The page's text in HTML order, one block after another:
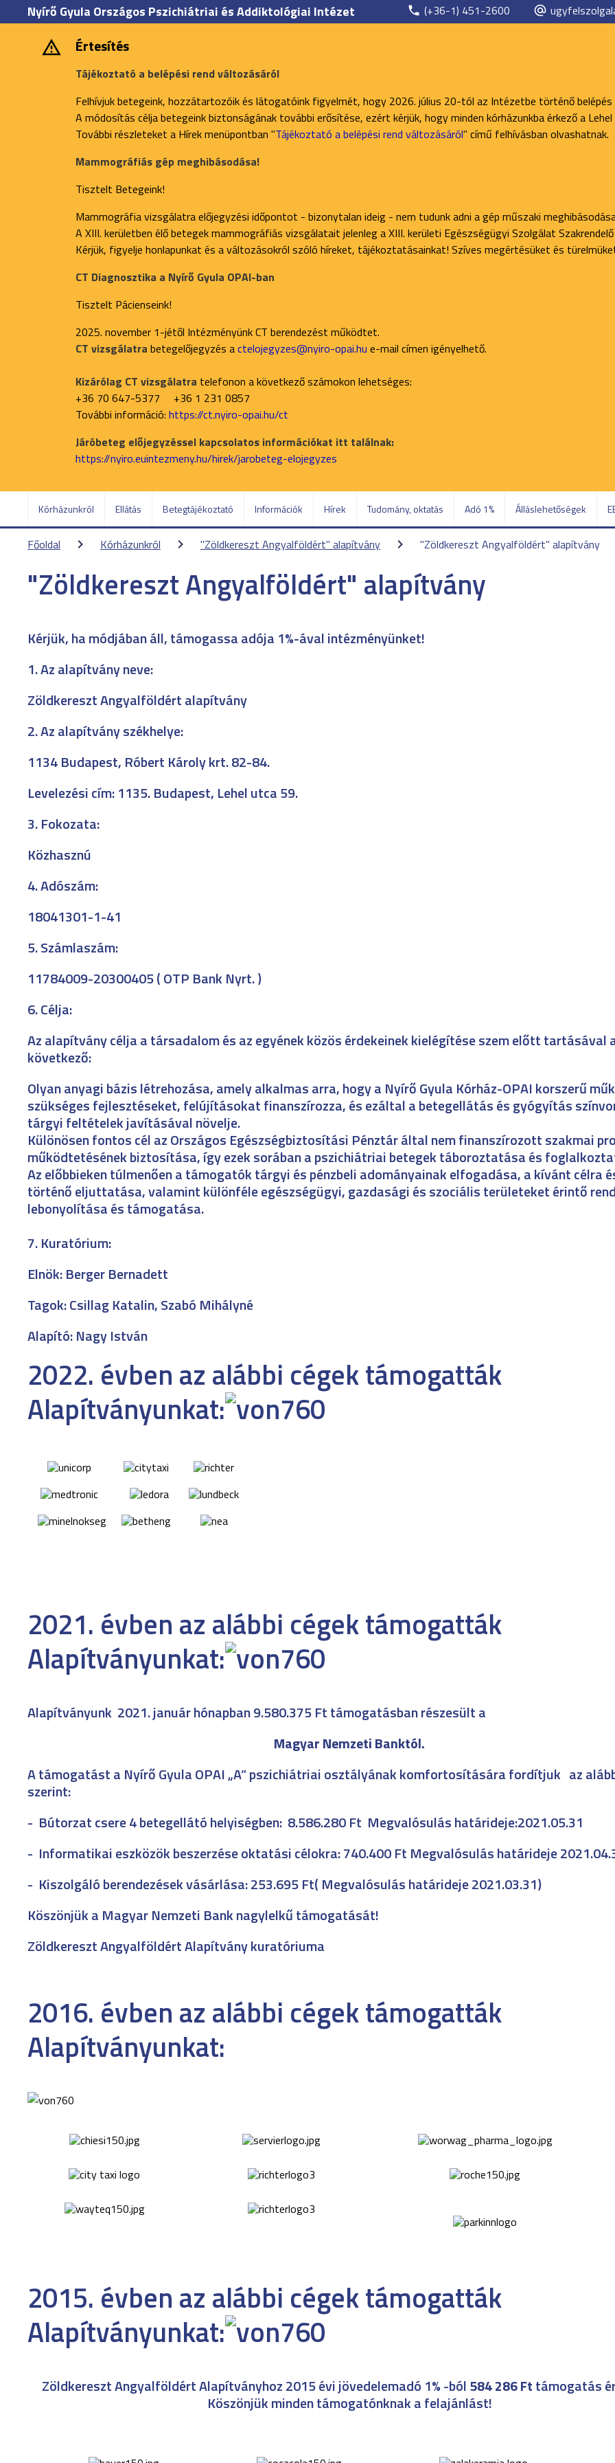
Nyírő Gyula Országos Pszichiátriai és Addiktológiai Intézet (+36-1) 451-2600
Értesítés
Tájékoztató a belépési rend változásáról
Felhívjuk betegeink, hozzátartozóik és látogatóink figyelmét, hogy 2026. július 20-tól az Intézetbe történő
A módosítás célja betegeink biztonságának további erősítése, ezért kérjük, hogy minden kórházunkba érkező a
További részleteket a Hírek menüpontban "Tájékoztató a belépési rend változásáról" című felhívásban olvashatnak.
Mammográfiás gép meghibásodása!
Tisztelt Betegeink!
Mammográfia vizsgálatra előjegyzési időpontot - bizonytalan ideig - nem tudunk adni a gép műszaki
A XIII. kerületben élő betegek mammográfiás vizsgálatait jelenleg a XIII. kerületi Egészségügyi Szolgálat
Kérjük, figyelje honlapunkat és a változásokról szóló híreket, tájékoztatásainkat! Szíves megértésüket és
CT Diagnosztika a Nyírő Gyula OPAI-ban
Tisztelt Pácienseink!
2025. november 1-jétől Intézményünk CT berendezést működtet.
CT vizsgálatra betegelőjegyzés actelojegyzes@nyiro-opai.hu e-mail címen igényelhető.
Kizárólag CT vizsgálatra telefonon a következő számokon lehetséges:
+36 70 647-5377 +36 1 231 0857
További információ: https://ct.nyiro-opai.hu/ct
Járóbeteg előjegyzéssel kapcsolatos információkat itt találnak:
https://nyiro.euintezmeny.hu/hirek/jarobeteg-elojegyzes
Kórházunkról Ellátás Betegtájékoztató Információk Hírek Tudomány, oktatás Adó 1% Álláslehetőségek
Főoldal Kórházunkról "Zöldkereszt Angyalföldért" alapítvány "Zöldkereszt Angyalföldért" alapítvány
"Zöldkereszt Angyalföldért" alapítvány
Kérjük, ha módjában áll, támogassa adója 1%-ával intézményünket!
1. Az alapítvány neve:
Zöldkereszt Angyalföldért alapítvány
2. Az alapítvány székhelye:
1134 Budapest, Róbert Károly krt. 82-84.
Levelezési cím: 1135. Budapest, Lehel utca 59.
3. Fokozata:
Közhasznú
4. Adószám:
18041301-1-41
5. Számlaszám:
11784009-20300405 ( OTP Bank Nyrt. )
6. Célja:
Az alapítvány célja a társadalom és az egyének közös érdekeinek kielégítése szem előtt tartásával
következő:
Olyan anyagi bázis létrehozása, amely alkalmas arra, hogy a Nyírő Gyula Kórház-OPAI korszerű
szükséges fejlesztéseket, felújításokat finanszírozza, és ezáltal a betegellátás és gyógyítás
tárgyi feltételek javításával növelje.
Különösen fontos cél az Országos Egészségbiztosítási Pénztár által nem finanszírozott szakmai
működtetésének biztosítása, így ezek sorában a pszichiátriai betegek táboroztatása és
Az előbbieken túlmenően a támogatók tárgyi és pénzbeli adományainak elfogadása, a kívánt célra
történő eljuttatása, valamint különféle egészségügyi, gazdasági és szociális területeket érintő
lebonyolítása és támogatása.
7. Kuratórium:
Elnök: Berger Bernadett
Tagok: Csillag Katalin, Szabó Mihályné
Alapító: Nagy István
2022. évben az alábbi cégek támogatták
Alapítványunkat:
2021. évben az alábbi cégek támogatták
Alapítványunkat:
Alapítványunk 2021. január hónapban 9.580.375 Ft támogatásban részesült a
Magyar Nemzeti Banktól.
A támogatást a Nyírő Gyula OPAI „A” pszichiátriai osztályának komfortosítására fordítjuk az
szerint:
- Bútorzat csere 4 betegellátó helyiségben: 8.586.280 Ft Megvalósulás határideje:2021.05.31
- Informatikai eszközök beszerzése oktatási célokra: 740.400 Ft Megvalósulás határideje
- Kiszolgáló berendezések vásárlása: 253.695 Ft( Megvalósulás határideje 2021.03.31)
Köszönjük a Magyar Nemzeti Bank nagylelkű támogatását!
Zöldkereszt Angyalföldért Alapítvány kuratóriuma
2016. évben az alábbi cégek támogatták
Alapítványunkat:
2015. évben az alábbi cégek támogatták
Alapítványunkat:
Zöldkereszt Angyalföldért Alapítványhoz 2015 évi jövedelemadó 1% -ból584 286 Fttámogatás
Köszönjük minden támogatónknak a felajánlást!